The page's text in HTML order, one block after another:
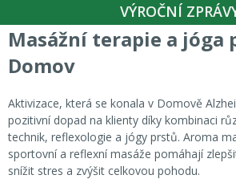
VÝROČNÍ
Masážní terapie a
Domov
Aktivizace, která se konala v Domově
pozitivní dopad na klienty díky kombinaci
technik, reflexologie a jógy prstů. Aroma
sportovní a reflexní masáže pomáhají
snížit stres a zvýšit celkovou pohodu.